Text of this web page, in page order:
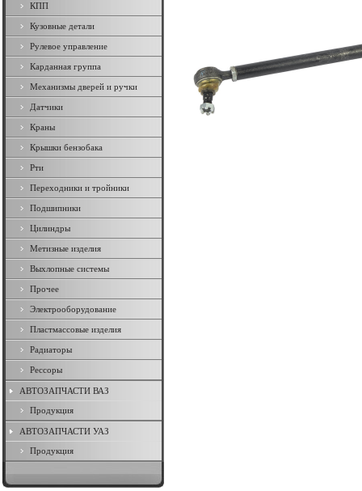
КПП
Кузовные детали
Рулевое управление
Карданная группа
Механизмы дверей и ручки
Датчики
Краны
Крышки бензобака
Рти
Переходники и тройники
Подшипники
Цилиндры
Метизные изделия
Выхлопные системы
Прочее
Электрооборудование
Пластмассовые изделия
Радиаторы
Рессоры
АВТОЗАПЧАСТИ ВАЗ
Продукция
АВТОЗАПЧАСТИ УАЗ
Продукция